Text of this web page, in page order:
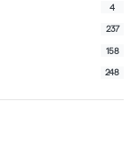
4
237
158
248